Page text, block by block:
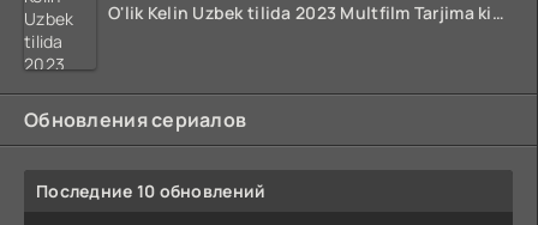
O'lik Kelin Uzbek tilida 2023 Multfilm Tarjima kino skachat
Обновления сериалов
Последние 10 обновлений